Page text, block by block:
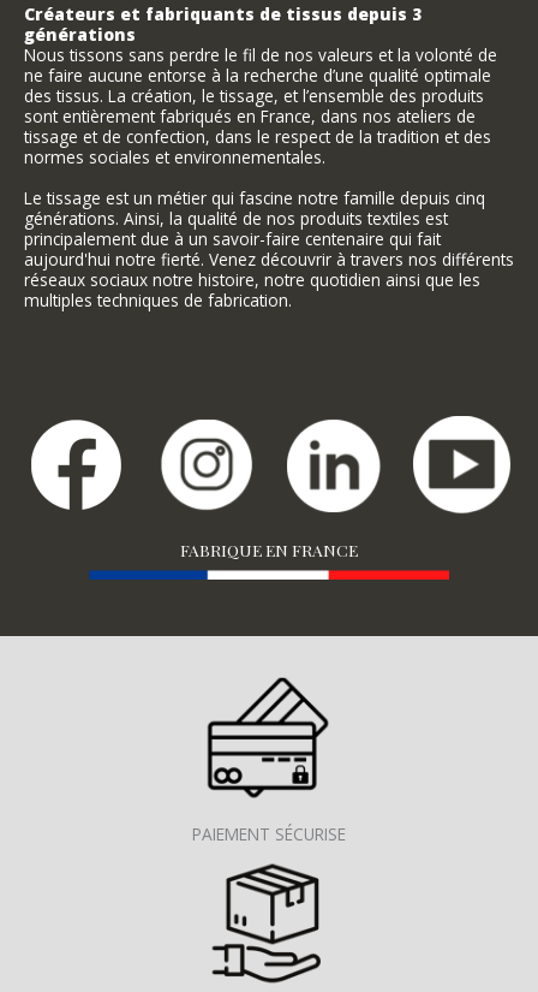
Créateurs et fabriquants de tissus depuis 3
générations
Nous tissons sans perdre le fil de nos valeurs et la volonté de
ne faire aucune entorse à la recherche d’une qualité optimale
des tissus. La création, le tissage, et l’ensemble des produits
sont entièrement fabriqués en France, dans nos ateliers de
tissage et de confection, dans le respect de la tradition et des
normes sociales et environnementales.
Le tissage est un métier qui fascine notre famille depuis cinq
générations. Ainsi, la qualité de nos produits textiles est
principalement due à un savoir-faire centenaire qui fait
aujourd'hui notre fierté. Venez découvrir à travers nos différents
réseaux sociaux notre histoire, notre quotidien ainsi que les
multiples techniques de fabrication.
FABRIQUE EN FRANCE
PAIEMENT SÉCURISE